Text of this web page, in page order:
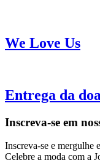
We Love Us
Entrega da
Inscreva-se em
Inscreva-se e mergulhe
Celebre a moda com a